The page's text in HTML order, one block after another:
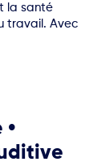
la santé
travail. Avec
•